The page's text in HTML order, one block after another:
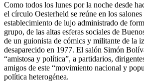
Como todos los lunes por la noche desde
el círculo Oesterheld se reúne en los
establecimiento de lujo administrado de
grupo, de las altas esferas sociales de
de un guionista de cómics y militante de la
desaparecido en 1977. El salón Simón
“amistosa y política”, a partidarios,
amigos de este “movimiento nacional y
política heterogénea.